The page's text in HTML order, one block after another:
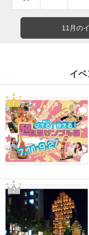
11月の
イ